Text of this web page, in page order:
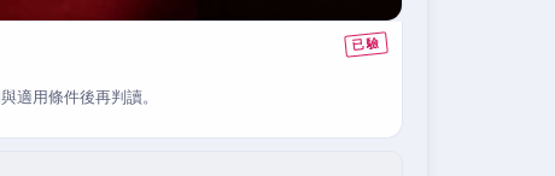
適用條件後再判讀。